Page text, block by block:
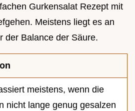
Gurkensalat Rezept mit
Meistens liegt es an
der Balance der Säure.
meistens, wenn die
nicht lange genug gesalzen